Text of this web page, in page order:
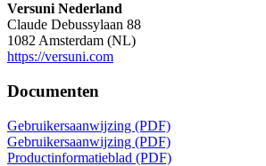
Versuni Nederland
Claude Debussylaan 88
1082 Amsterdam (NL)
https://versuni.com
Documenten
Gebruikersaanwijzing (PDF)
Gebruikersaanwijzing (PDF)
Productinformatieblad (PDF)